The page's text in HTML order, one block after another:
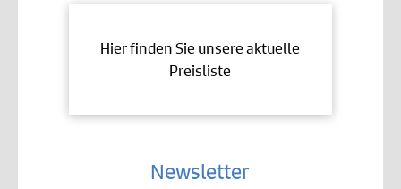
Hier finden Sie unsere aktuelle
Preisliste
Newsletter